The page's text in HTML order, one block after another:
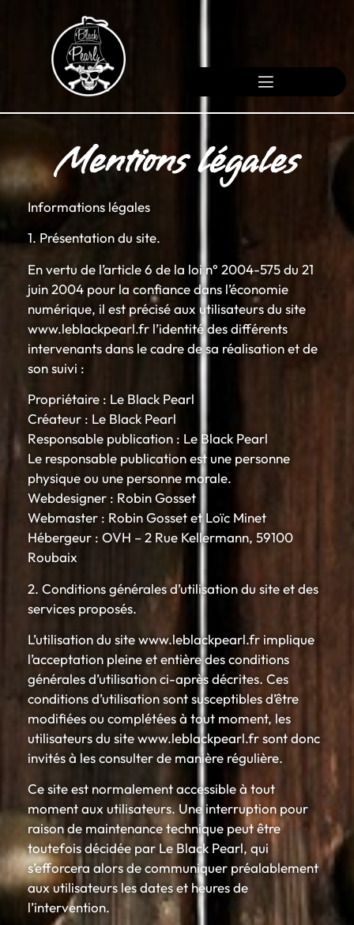
Mentions légales
Informations légales
1. Présentation du site.
En vertu de l’article 6 de la loi n° 2004-575 du 21
juin 2004 pour la confiance dans l’économie
numérique, il est précisé aux utilisateurs du site
www.leblackpearl.fr l’identité des différents
intervenants dans le cadre de sa réalisation et de
son suivi :
Propriétaire : Le Black Pearl
Créateur : Le Black Pearl
Responsable publication : Le Black Pearl
Le responsable publication est une personne
physique ou une personne morale.
Webdesigner : Robin Gosset
Webmaster : Robin Gosset et Loïc Minet
Hébergeur : OVH – 2 Rue Kellermann, 59100
Roubaix
2. Conditions générales d’utilisation du site et des
services proposés.
L’utilisation du site www.leblackpearl.fr implique
l’acceptation pleine et entière des conditions
générales d’utilisation ci-après décrites. Ces
conditions d’utilisation sont susceptibles d’être
modifiées ou complétées à tout moment, les
utilisateurs du site www.leblackpearl.fr sont donc
invités à les consulter de manière régulière.
Ce site est normalement accessible à tout
moment aux utilisateurs. Une interruption pour
raison de maintenance technique peut être
toutefois décidée par Le Black Pearl, qui
s’efforcera alors de communiquer préalablement
aux utilisateurs les dates et heures de
l’intervention.